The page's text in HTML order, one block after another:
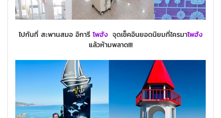
ไปกันที่ สะพานสมอ อิการีโพฮัง จุดเช็คอินยอดนิยมที่ใครมาโพฮัง
แล้วห้ามพลาด!!!